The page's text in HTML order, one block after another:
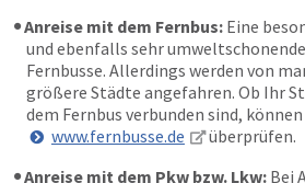
Anreise mit dem Fernbus: Eine
und ebenfalls sehr
Fernbusse. Allerdings werden von
größere Städte angefahren. Ob Ihr
dem Fernbus verbunden sind, können
www.fernbusse.de
überprüfen.
Anreise mit dem Pkw bzw. Lkw: Bei